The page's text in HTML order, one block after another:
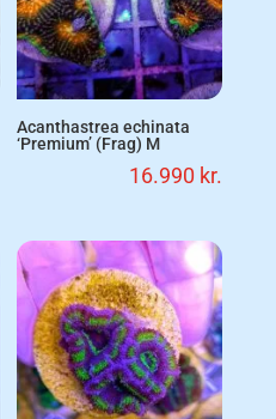
Acanthastrea echinata
‘Premium’ (Frag) M
16.990 kr.